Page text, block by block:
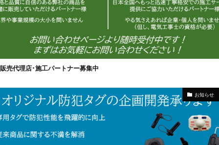
販売代理店･施工パートナー募集中
お知らせ